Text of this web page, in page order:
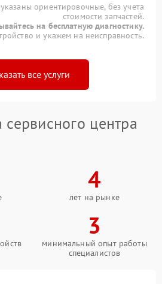
ориентировочные, без учета
стоимости запчастей.
на бесплатную диагностику.
и укажем на неисправность.
все услуги
центра
4
лет на рынке
3
минимальный опыт работы
специалистов